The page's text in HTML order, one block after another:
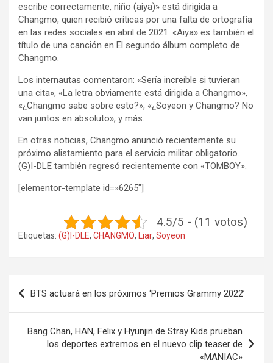
escribe correctamente, niño (aiya)» está dirigida a
Changmo, quien recibió críticas por una falta de ortografía
en las redes sociales en abril de 2021. «Aiya» es también el
título de una canción en El segundo álbum completo de
Changmo.
Los internautas comentaron: «Sería increíble si tuvieran
una cita», «La letra obviamente está dirigida a Changmo»,
«¿Changmo sabe sobre esto?», «¿Soyeon y Changmo? No
van juntos en absoluto», y más.
En otras noticias, Changmo anunció recientemente su
próximo alistamiento para el servicio militar obligatorio.
(G)I-DLE también regresó recientemente con «TOMBOY».
[elementor-template id=»6265″]
4.5/5 - (11 votos)
Etiquetas: (G)I-DLE, CHANGMO, Liar, Soyeon
Navegación
de
entradas
BTS actuará en los próximos ‘Premios Grammy 2022’
Bang Chan, HAN, Felix y Hyunjin de Stray Kids prueban
los deportes extremos en el nuevo clip teaser de
«MANIAC»